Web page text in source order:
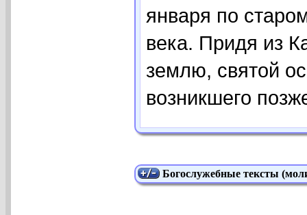
января по
века. Придя из
землю, святой
возникшего
Богослужебные тексты